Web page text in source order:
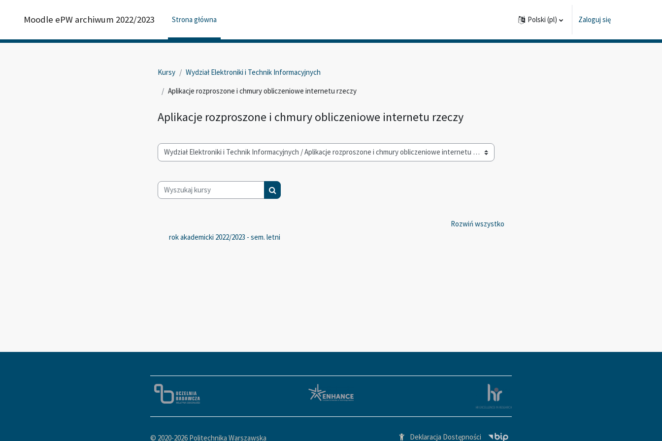
Moodle ePW archiwum 2022/2023 Strona główna Polski ‎(pl)‎ Zaloguj się
Kursy
Wydział Elektroniki i Technik Informacyjnych
Aplikacje rozproszone i chmury obliczeniowe internetu rzeczy
Aplikacje rozproszone i chmury obliczeniowe internetu rzeczy
Kategorie kursów
Wyszukaj kursy Wyszukaj kursy
Rozwiń wszystko
rok akademicki 2022/2023 - sem. letni
© 2020-2026 Politechnika Warszawska Deklaracja Dostępności